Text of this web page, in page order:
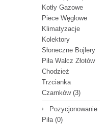
Kotły Gazowe
Piece Węglowe
Klimatyzacje
Kolektory
Słoneczne Bojlery
Piła Wałcz Złotów
Chodzież
Trzcianka
Czarnków(3)
Pozycjonowanie
Piła(0)